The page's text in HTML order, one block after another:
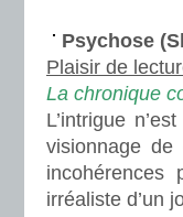
Psychose
Plaisir de
La chronique
L’intrigue
visionnage
incohérences
irréaliste d’un